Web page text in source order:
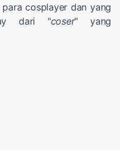
cosplayer dan yang
dari "coser" yang